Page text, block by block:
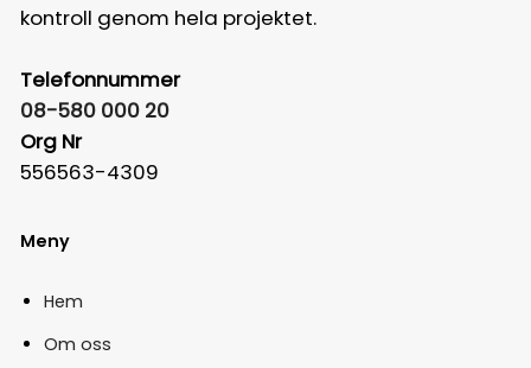
kontroll genom hela projektet.
Telefonnummer
08-580 000 20
Org Nr
556563-4309
Meny
Hem
Om oss